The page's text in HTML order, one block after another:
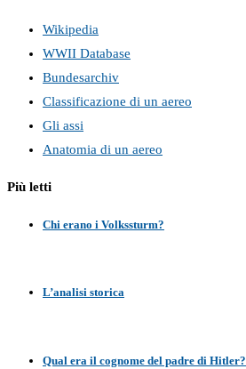
Wikipedia
WWII Database
Bundesarchiv
Classificazione di un aereo
Gli assi
Anatomia di un aereo
Più letti
Chi erano i Volkssturm?
L’analisi storica
Qual era il cognome del padre di Hitler?